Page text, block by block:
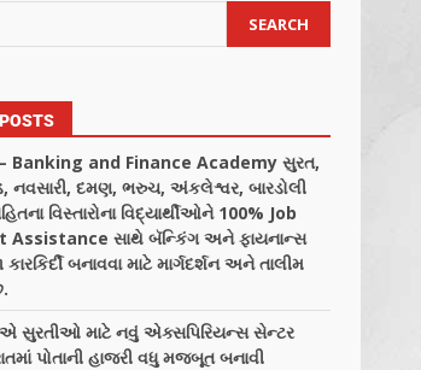
SEARCH
– Banking and Finance Academy સુરત,
નવસારી, દમણ, ભરુચ, અંકલેશ્વર, બારડોલી
વિસ્તારોના વિદ્યાર્થીઓને 100% Job
Assistance સાથે બૅન્કિંગ અને ફાયનાન્સ
બનાવવા માટે માર્ગદર્શન અને તાલીમ
સુરતીઓ માટે નવું એક્સપિરિયન્સ સેન્ટર
પોતાની હાજરી વધુ મજબૂત બનાવી